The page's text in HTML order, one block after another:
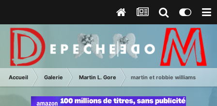
Accueil Galerie Martin L. Gore martin et robbie williams